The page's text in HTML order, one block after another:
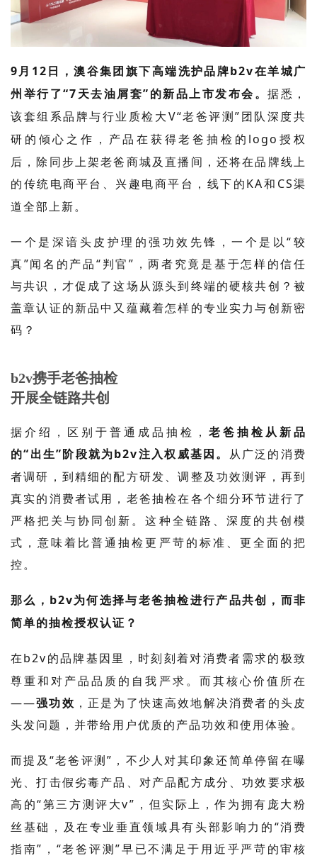
9月 12日，澳谷集团旗下高端洗护品牌b2v在羊城广
州举行了“7天去油屑套”的新品上市发布会。 据悉，
该套组系品牌与行业质检大V“老爸评测”团队深度共
研的倾心之作，产品在获得老爸抽检的 logo 授权
后，除同步上架老爸商城及直播间，还将在品牌线上
的传统电商平台、兴趣电商平台，线下的KA和 CS渠
道全部上新。
一个是深谙头皮护理的强功效先锋，一个是以“较
真”闻名的产品“判官”，两者究竟是基于怎样的信任
与共识，才促成了这场从源头到终端的硬核共创？被
盖章认证的新品中又蕴藏着怎样的专业实力与创新密
码？
b2v携手老爸抽检
开展全链路共创
据介绍，区别于普通成品抽检， 老爸抽检从新品
的“出生”阶段就为b2v注入权威基因。 从广泛的消费
者调研，到精细的配方研发、调整及功效测评，再到
真实的消费者试用，老爸抽检在各个细分环节进行了
严格把关与协同创新。这种全链路、深度的共创模
式，意味着比普通抽检更严苛的标准、更全面的把
控。
那么， b2v为何选择与老爸抽检进行产品共创，而非
简单的抽检授权认证？
在b2v的品牌基因里，时刻刻着对消费者需求的极致
尊重和对产品品质的自我严求。而其核心价值所在
——强功效 ，正是为了快速高效地解决消费者的头皮
头发问题，并带给用户优质的产品功效和使用体验。
而提及 “老爸评测”，不少人对其印象还简单停留在曝
光、打击假劣毒产品、对产品配方成分、功效要求极
高的“第三方测评大v”，但实际上，作为拥有庞大粉
丝基础，及在专业垂直领域具有头部影响力的“消费
指南”，“老爸评测”早已不满足于用近乎严苛的审核